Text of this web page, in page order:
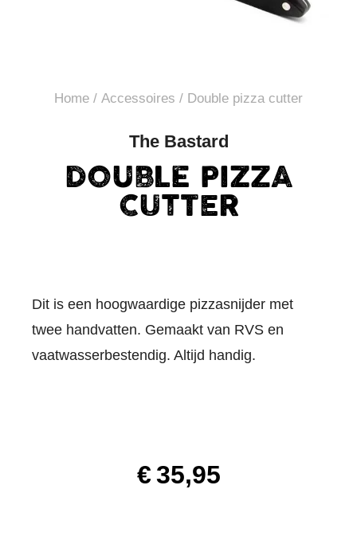
Home / Accessoires / Double pizza cutter
The Bastard
DOUBLE PIZZA
CUTTER
Dit is een hoogwaardige pizzasnijder met
twee handvatten. Gemaakt van RVS en
vaatwasserbestendig. Altijd handig.
€35,95